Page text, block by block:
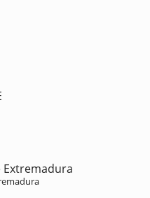
Extremadura